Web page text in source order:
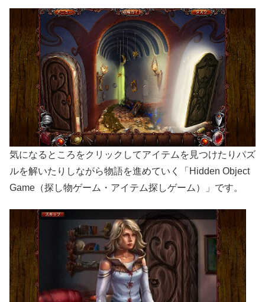
気になるところをクリックしてアイテムを見つけたりパズ
ルを解いたりしながら物語を進めていく「Hidden Object
Game（探し物ゲーム・アイテム探しゲーム）」です。